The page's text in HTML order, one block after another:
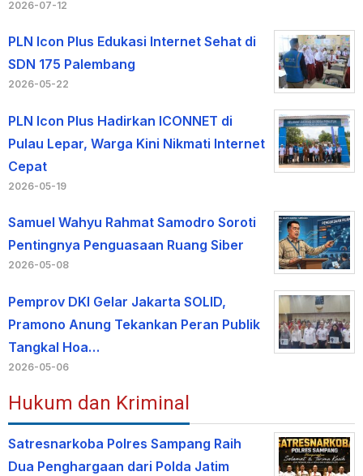
2026-07-12
PLN Icon Plus Edukasi Internet Sehat di
SDN 175 Palembang
2026-05-22
PLN Icon Plus Hadirkan ICONNET di
Pulau Lepar, Warga Kini Nikmati Internet
Cepat
2026-05-19
Samuel Wahyu Rahmat Samodro Soroti
Pentingnya Penguasaan Ruang Siber
2026-05-08
Pemprov DKI Gelar Jakarta SOLID,
Pramono Anung Tekankan Peran Publik
Tangkal Hoa…
2026-05-06
Hukum dan Kriminal
Satresnarkoba Polres Sampang Raih
Dua Penghargaan dari Polda Jatim